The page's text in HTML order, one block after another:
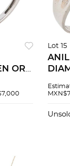
ORO
7 ½
Lot 15